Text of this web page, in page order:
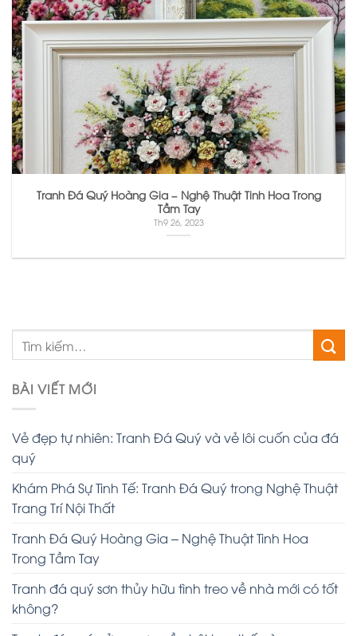
Tranh Đá Quý Hoàng Gia – Nghệ Thuật Tinh Hoa Trong
Tầm Tay
Th9 26, 2023
BÀI VIẾT MỚI
Vẻ đẹp tự nhiên: Tranh Đá Quý và vẻ lôi cuốn của đá
quý
Khám Phá Sự Tinh Tế: Tranh Đá Quý trong Nghệ Thuật
Trang Trí Nội Thất
Tranh Đá Quý Hoàng Gia – Nghệ Thuật Tinh Hoa
Trong Tầm Tay
Tranh đá quý sơn thủy hữu tình treo về nhà mới có tốt
không?